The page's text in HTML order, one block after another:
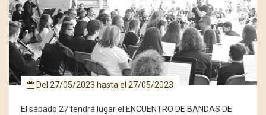
Del 27/05/2023 hasta el 27/05/2023
El sábado 27 tendrá lugar el ENCUENTRO DE BANDAS DE